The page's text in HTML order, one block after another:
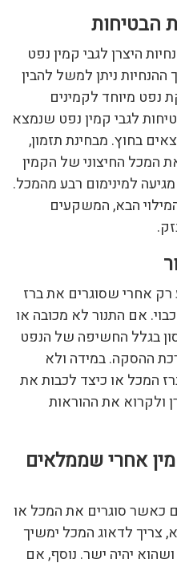
הבטיחות
היצרן לגבי קמין נפט
ניתן למשל להבין
נפט מיוחד לקמינים
לגבי קמין נפט שנמצא
בחוץ. מבחינת תזמון,
המכל החיצוני של הקמין
למינימום רבע מהמכל.
הבא, המשקעים
רק אחרי שסוגרים את ברז
אם התנור לא מכובה או
בגלל החשיפה של הנפט
ההסקה. במידה ולא
המכל או כיצד לכבות את
ולקרוא את ההוראות
אחרי שממלאים
כאשר סוגרים את המכל או
צריך לדאוג המכל ימשיך
יהיה ישר. נוסף, אם